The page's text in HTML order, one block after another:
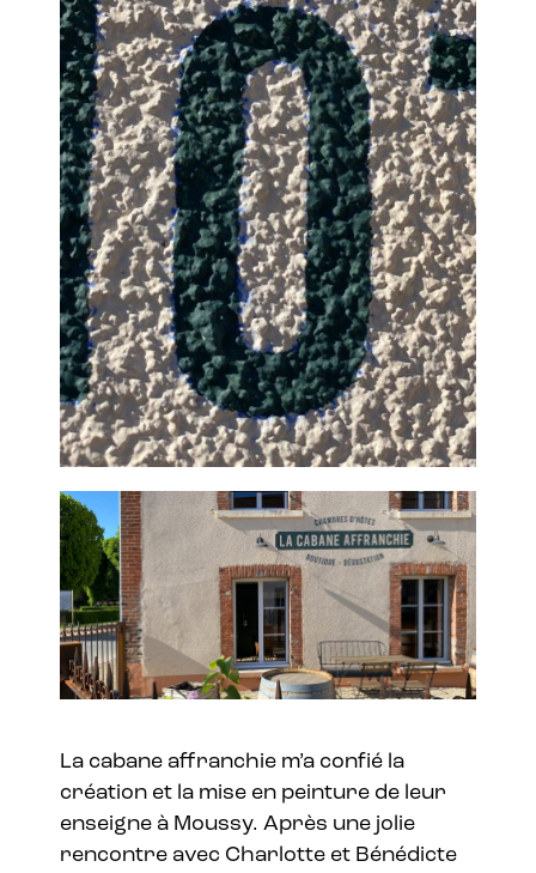
La cabane affranchie m’a confié la
création et la mise en peinture de leur
enseigne à Moussy. Après une jolie
rencontre avec Charlotte et Bénédicte